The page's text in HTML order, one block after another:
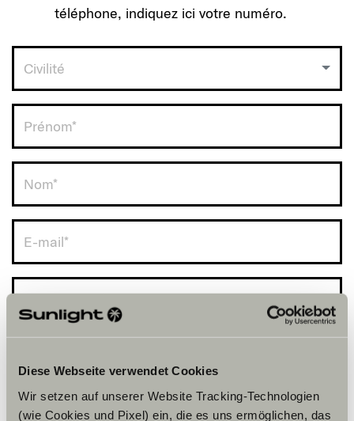
Diese Webseite verwendet Cookies
Wir setzen auf unserer Website Tracking-Technologien
(wie Cookies und Pixel) ein, die es uns ermöglichen, das
1. Entre la date
2. Sélectionnez le point de vente
3.Notre concessionnaire le plus proche va prendre
téléphone, indiquez ici votre numéro.
Civilité
Switzerland (+41)